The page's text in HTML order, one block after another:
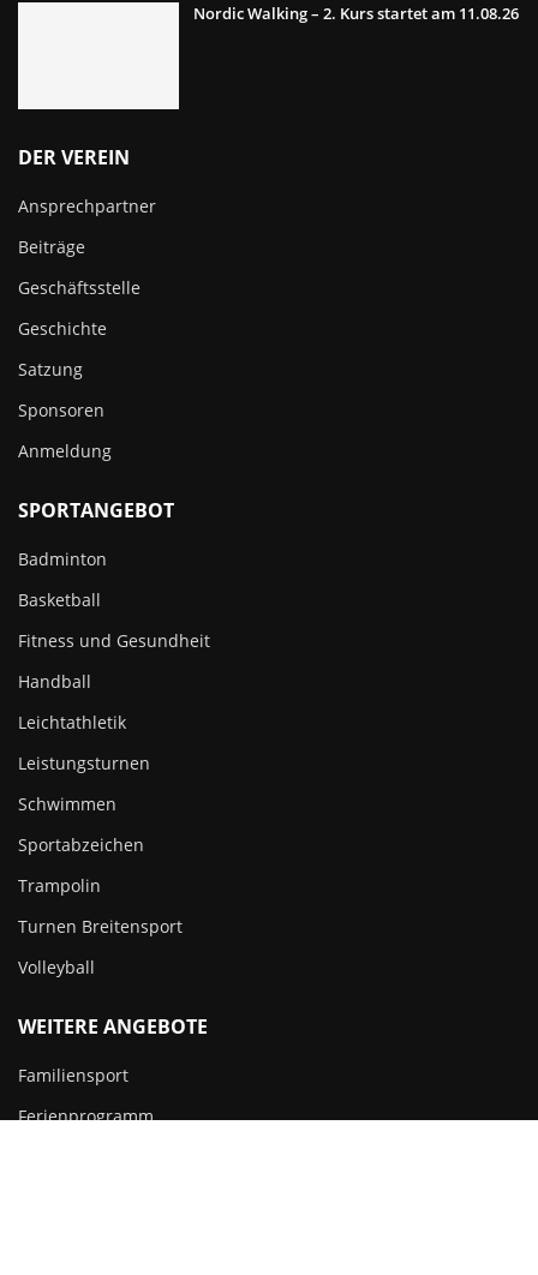
Nordic Walking – 2. Kurs startet am 11.08.26
DER VEREIN
Ansprechpartner
Beiträge
Geschäftsstelle
Geschichte
Satzung
Sponsoren
Anmeldung
SPORTANGEBOT
Badminton
Basketball
Fitness und Gesundheit
Handball
Leichtathletik
Leistungsturnen
Schwimmen
Sportabzeichen
Trampolin
Turnen Breitensport
Volleyball
WEITERE ANGEBOTE
Familiensport
Ferienprogramm